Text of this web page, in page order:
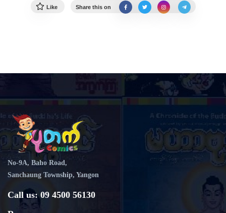
Like Share this on
No-9A, Baho Road,
Sanchaung Township, Yangon
Call us: 09 4500 56130